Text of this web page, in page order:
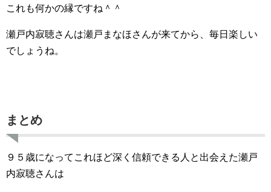
これも何かの縁ですね＾＾
瀬戸内寂聴さんは瀬戸まなほさんが来てから、毎日楽しい
でしょうね。
まとめ
９５歳になってこれほど深く信頼できる人と出会えた瀬戸
内寂聴さんは